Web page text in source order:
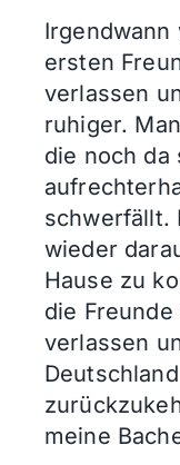
Irgendwann
ersten
verlassen
ruhiger.
die noch da
schwerfällt.
wieder
Hause zu
die
verlassen
meine